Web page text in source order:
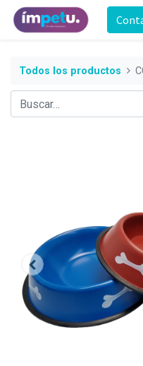
Todos los productos